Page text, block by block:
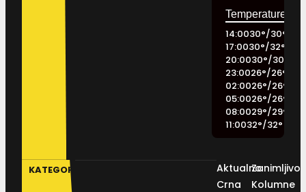
14:0030°/30°
17:0030°/32°
20:0030°/30
23:0026°/26°
02:0026°/26°
05:0026°/26°
08:0029°/29°
11:0032°/32°
KATEGORIJE
Aktualno
Crna
Kolumne